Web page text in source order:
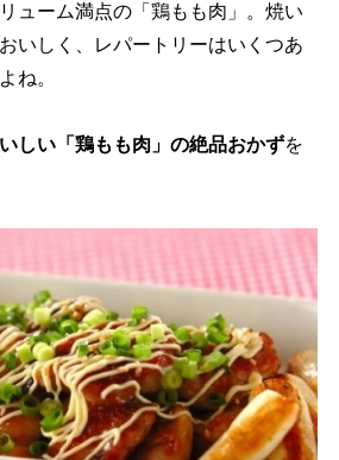
ューム満点の「鶏もも肉」。焼い
いしく、レパートリーはいくつあ
ね。
しい「鶏もも肉」の絶品おかずを